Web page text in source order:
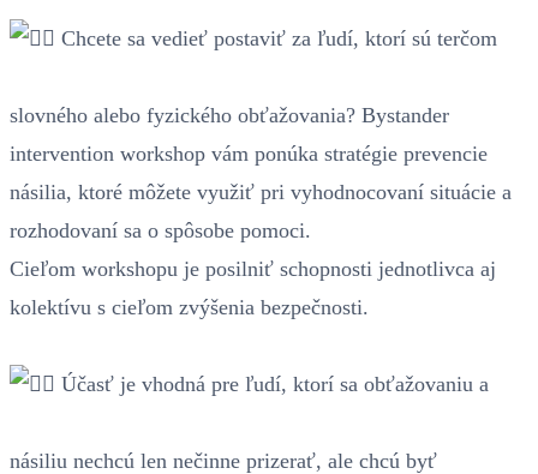
Chcete sa vedieť postaviť za ľudí, ktorí sú terčom
slovného alebo fyzického obťažovania? Bystander
intervention workshop vám ponúka stratégie prevencie
násilia, ktoré môžete využiť pri vyhodnocovaní situácie a
rozhodovaní sa o spôsobe pomoci.
Cieľom workshopu je posilniť schopnosti jednotlivca aj
kolektívu s cieľom zvýšenia bezpečnosti.
Účasť je vhodná pre ľudí, ktorí sa obťažovaniu a
násiliu nechcú len nečinne prizerať, ale chcú byť